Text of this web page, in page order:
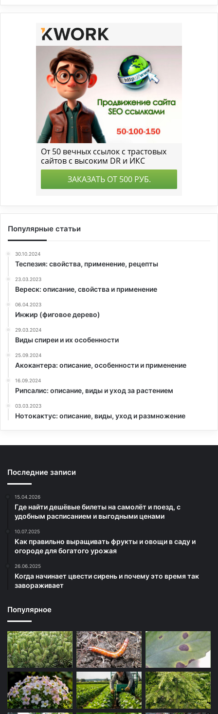
Популярные статьи
30.10.2024
Теспезия: свойства, применение, рецепты
23.03.2023
Вереск: описание, свойства и применение
06.04.2023
Инжир (фиговое дерево)
29.03.2024
Виды спиреи и их особенности
25.09.2024
Акокантера: описание, особенности и применение
16.09.2024
Рипсалис: описание, виды и уход за растением
03.03.2023
Нотокактус: описание, виды, уход и размножение
Последние записи
15.04.2026
Где найти дешёвые билеты на самолёт и поезд, с
удобным расписанием и выгодными ценами
10.07.2025
Как правильно выращивать фрукты и овощи в саду и
огороде для богатого урожая
26.06.2025
Когда начинает цвести сирень и почему это время так
завораживает
Популярное